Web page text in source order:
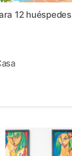
12 huéspedes